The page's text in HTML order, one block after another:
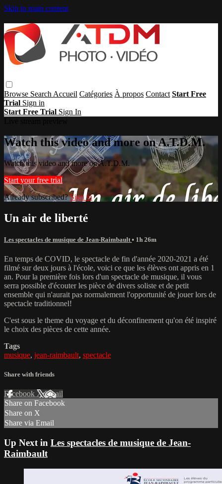
Skip to main content
Browse Search Accueil Catégories À propos Contact Start Free
Trial Sign in
Start Free Trial Sign In
Watch this video and more on A.T.D.M.
Watch this video and more on A.T.D.M.
Start your free trial
Already subscribed?Sign in
Un air de liberté
Les spectacles de musique de Jean-Raimbault • 1h 26m
En temps de COVID, le spectacle de fin d'année 2020-2021 a été
filmé sur deux jours à l'école, voici ce que les élèves ont appris en 1
an. Pour la première fois lors d'un spectacle de musique, il vous
serra possible d'écouter les pièce de divers soliste et de petit
ensemble qui n'aurait pas normalement l'opportunité de jouer lors de
spectacle traditionnel!
C'est sous le theme du voyage et du déconfinement qu'on été inspiré
le choix des pièces de cette année.
Tags
musique, jean-raimbault, spectacle
Share with friends
Facebook XEmail
Share on Facebook
Share on X
Share via Email
Up Next in Les spectacles de musique de Jean-
Raimbault